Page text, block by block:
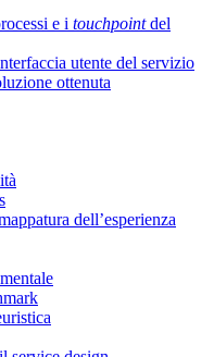
e i touchpointdel
utente del servizio
ottenuta
dell’esperienza